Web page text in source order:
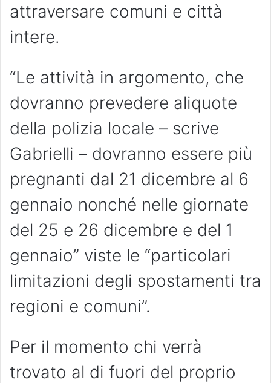
attraversare comuni e città
intere.
“Le attività in argomento, che
dovranno prevedere aliquote
della polizia locale – scrive
Gabrielli – dovranno essere più
pregnanti dal 21 dicembre al 6
gennaio nonché nelle giornate
del 25 e 26 dicembre e del 1
gennaio” viste le “particolari
limitazioni degli spostamenti tra
regioni e comuni”.
Per il momento chi verrà
trovato al di fuori del proprio